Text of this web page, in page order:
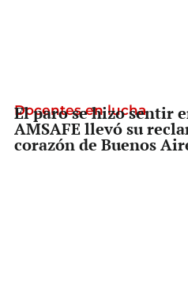
Docentes en lucha
El paro se hizo sentir
AMSAFE llevó su
corazón de Buenos